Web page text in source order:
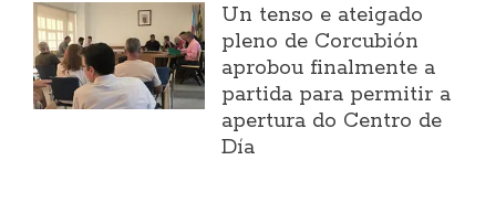
Un tenso e ateigado
pleno de Corcubión
aprobou finalmente a
partida para permitir a
apertura do Centro de
Día